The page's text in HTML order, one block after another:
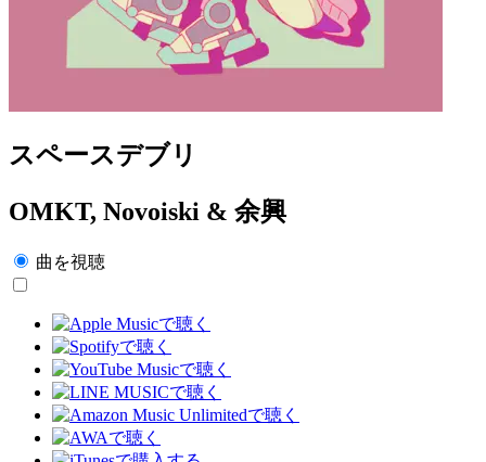
スペースデブリ
OMKT, Novoiski & 余興
曲を視聴